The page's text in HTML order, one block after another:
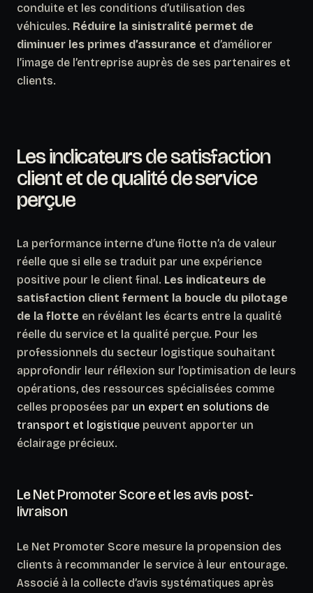
conduite et les conditions d’utilisation des
véhicules. Réduire la sinistralité permet de
diminuer les primes d’assurance et d’améliorer
l’image de l’entreprise auprès de ses partenaires et
clients.
Les indicateurs de satisfaction
client et de qualité de service
perçue
La performance interne d’une flotte n’a de valeur
réelle que si elle se traduit par une expérience
positive pour le client final. Les indicateurs de
satisfaction client ferment la boucle du pilotage
de la flotte en révélant les écarts entre la qualité
réelle du service et la qualité perçue. Pour les
professionnels du secteur logistique souhaitant
approfondir leur réflexion sur l’optimisation de leurs
opérations, des ressources spécialisées comme
celles proposées par un expert en solutions de
transport et logistique peuvent apporter un
éclairage précieux.
Le Net Promoter Score et les avis post-
livraison
Le Net Promoter Score mesure la propension des
clients à recommander le service à leur entourage.
Associé à la collecte d’avis systématiques après